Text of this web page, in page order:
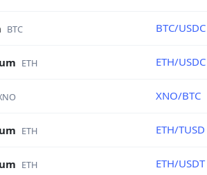
BTC BTC/USDC
ETH ETH/USDC
XNO/BTC
ETH ETH/TUSD
ETH ETH/USDT